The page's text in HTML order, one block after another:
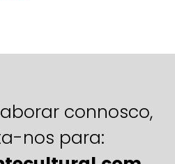
connosco,
nos para: